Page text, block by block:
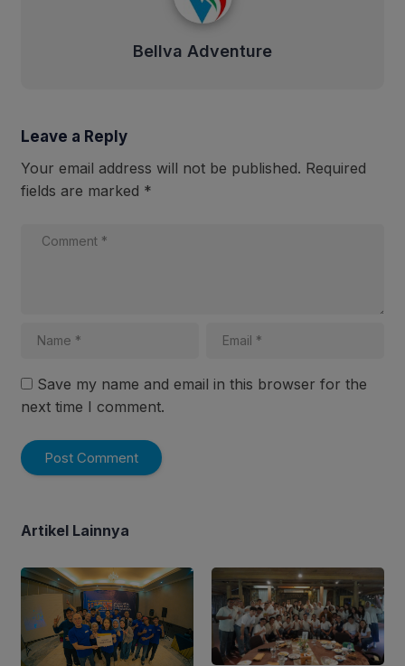
Bellva Adventure
Leave a Reply
Your email address will not be published. Required
fields are marked *
Save my name and email in this browser for the
next time I comment.
Artikel Lainnya